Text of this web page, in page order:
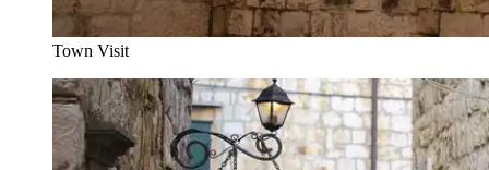
Town Visit